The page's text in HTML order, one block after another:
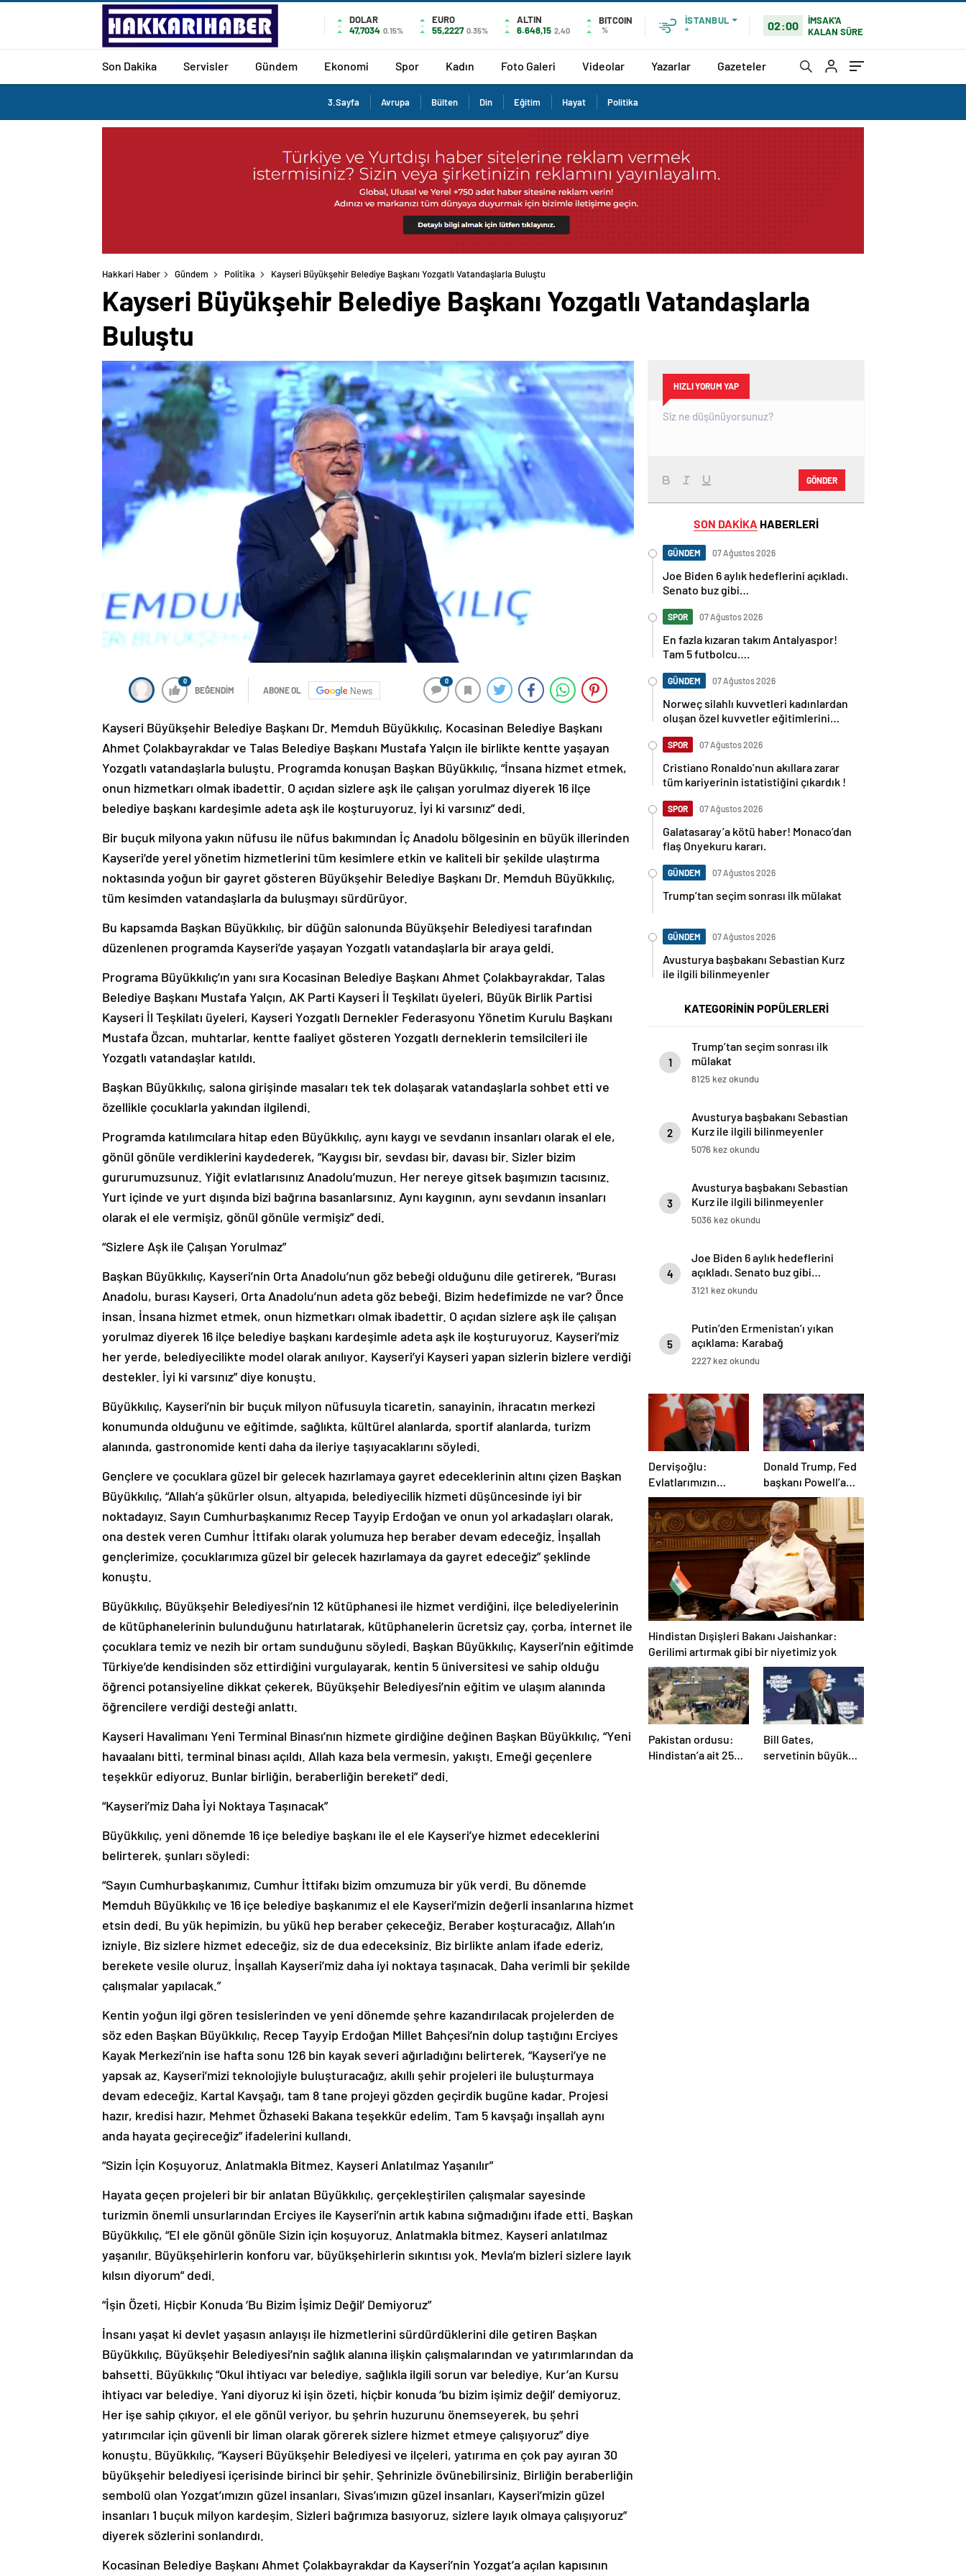
DOLAR
47,7034 0.15%
EURO
55,2227 0.35%
ALTIN
6.648,15 2,40
BITCOIN
%
İSTANBUL
°
02:00
İMSAK'A
KALAN SÜRE
Son Dakika Servisler Gündem Ekonomi Spor Kadın Foto Galeri Videolar Yazarlar Gazeteler
3.Sayfa Avrupa Bülten Din Eğitim Hayat Politika
Hakkari Haber Gündem Politika Kayseri Büyükşehir Belediye Başkanı Yozgatlı Vatandaşlarla Buluştu
Kayseri Büyükşehir Belediye Başkanı Yozgatlı Vatandaşlarla
Buluştu
0
BEĞENDİM ABONE OL News
0
Kayseri Büyükşehir Belediye Başkanı Dr. Memduh Büyükkılıç, Kocasinan Belediye Başkanı
Ahmet Çolakbayrakdar ve Talas Belediye Başkanı Mustafa Yalçın ile birlikte kentte yaşayan
Yozgatlı vatandaşlarla buluştu. Programda konuşan Başkan Büyükkılıç, “İnsana hizmet etmek,
onun hizmetkarı olmak ibadettir. O açıdan sizlere aşk ile çalışan yorulmaz diyerek 16 ilçe
belediye başkanı kardeşimle adeta aşk ile koşturuyoruz. İyi ki varsınız” dedi.
Bir buçuk milyona yakın nüfusu ile nüfus bakımından İç Anadolu bölgesinin en büyük illerinden
Kayseri’de yerel yönetim hizmetlerini tüm kesimlere etkin ve kaliteli bir şekilde ulaştırma
noktasında yoğun bir gayret gösteren Büyükşehir Belediye Başkanı Dr. Memduh Büyükkılıç,
tüm kesimden vatandaşlarla da buluşmayı sürdürüyor.
Bu kapsamda Başkan Büyükkılıç, bir düğün salonunda Büyükşehir Belediyesi tarafından
düzenlenen programda Kayseri’de yaşayan Yozgatlı vatandaşlarla bir araya geldi.
Programa Büyükkılıç’ın yanı sıra Kocasinan Belediye Başkanı Ahmet Çolakbayrakdar, Talas
Belediye Başkanı Mustafa Yalçın, AK Parti Kayseri İl Teşkilatı üyeleri, Büyük Birlik Partisi
Kayseri İl Teşkilatı üyeleri, Kayseri Yozgatlı Dernekler Federasyonu Yönetim Kurulu Başkanı
Mustafa Özcan, muhtarlar, kentte faaliyet gösteren Yozgatlı derneklerin temsilcileri ile
Yozgatlı vatandaşlar katıldı.
Başkan Büyükkılıç, salona girişinde masaları tek tek dolaşarak vatandaşlarla sohbet etti ve
özellikle çocuklarla yakından ilgilendi.
Programda katılımcılara hitap eden Büyükkılıç, aynı kaygı ve sevdanın insanları olarak el ele,
gönül gönüle verdiklerini kaydederek, “Kaygısı bir, sevdası bir, davası bir. Sizler bizim
gururumuzsunuz. Yiğit evlatlarısınız Anadolu’muzun. Her nereye gitsek başımızın tacısınız.
Yurt içinde ve yurt dışında bizi bağrına basanlarsınız. Aynı kaygının, aynı sevdanın insanları
olarak el ele vermişiz, gönül gönüle vermişiz” dedi.
“Sizlere Aşk ile Çalışan Yorulmaz”
Başkan Büyükkılıç, Kayseri’nin Orta Anadolu’nun göz bebeği olduğunu dile getirerek, “Burası
Anadolu, burası Kayseri, Orta Anadolu’nun adeta göz bebeği. Bizim hedefimizde ne var? Önce
insan. İnsana hizmet etmek, onun hizmetkarı olmak ibadettir. O açıdan sizlere aşk ile çalışan
yorulmaz diyerek 16 ilçe belediye başkanı kardeşimle adeta aşk ile koşturuyoruz. Kayseri’miz
her yerde, belediyecilikte model olarak anılıyor. Kayseri’yi Kayseri yapan sizlerin bizlere verdiği
destekler. İyi ki varsınız” diye konuştu.
Büyükkılıç, Kayseri’nin bir buçuk milyon nüfusuyla ticaretin, sanayinin, ihracatın merkezi
konumunda olduğunu ve eğitimde, sağlıkta, kültürel alanlarda, sportif alanlarda, turizm
alanında, gastronomide kenti daha da ileriye taşıyacaklarını söyledi.
Gençlere ve çocuklara güzel bir gelecek hazırlamaya gayret edeceklerinin altını çizen Başkan
Büyükkılıç, “Allah’a şükürler olsun, altyapıda, belediyecilik hizmeti düşüncesinde iyi bir
noktadayız. Sayın Cumhurbaşkanımız Recep Tayyip Erdoğan ve onun yol arkadaşları olarak,
ona destek veren Cumhur İttifakı olarak yolumuza hep beraber devam edeceğiz. İnşallah
gençlerimize, çocuklarımıza güzel bir gelecek hazırlamaya da gayret edeceğiz” şeklinde
konuştu.
Büyükkılıç, Büyükşehir Belediyesi’nin 12 kütüphanesi ile hizmet verdiğini, ilçe belediyelerinin
de kütüphanelerinin bulunduğunu hatırlatarak, kütüphanelerin ücretsiz çay, çorba, internet ile
çocuklara temiz ve nezih bir ortam sunduğunu söyledi. Başkan Büyükkılıç, Kayseri’nin eğitimde
Türkiye’de kendisinden söz ettirdiğini vurgulayarak, kentin 5 üniversitesi ve sahip olduğu
öğrenci potansiyeline dikkat çekerek, Büyükşehir Belediyesi’nin eğitim ve ulaşım alanında
öğrencilere verdiği desteği anlattı.
Kayseri Havalimanı Yeni Terminal Binası’nın hizmete girdiğine değinen Başkan Büyükkılıç, “Yeni
havaalanı bitti, terminal binası açıldı. Allah kaza bela vermesin, yakıştı. Emeği geçenlere
teşekkür ediyoruz. Bunlar birliğin, beraberliğin bereketi” dedi.
“Kayseri’miz Daha İyi Noktaya Taşınacak”
Büyükkılıç, yeni dönemde 16 içe belediye başkanı ile el ele Kayseri’ye hizmet edeceklerini
belirterek, şunları söyledi:
“Sayın Cumhurbaşkanımız, Cumhur İttifakı bizim omzumuza bir yük verdi. Bu dönemde
Memduh Büyükkılıç ve 16 içe belediye başkanımız el ele Kayseri’mizin değerli insanlarına hizmet
etsin dedi. Bu yük hepimizin, bu yükü hep beraber çekeceğiz. Beraber koşturacağız, Allah’ın
izniyle. Biz sizlere hizmet edeceğiz, siz de dua edeceksiniz. Biz birlikte anlam ifade ederiz,
berekete vesile oluruz. İnşallah Kayseri’miz daha iyi noktaya taşınacak. Daha verimli bir şekilde
çalışmalar yapılacak.”
Kentin yoğun ilgi gören tesislerinden ve yeni dönemde şehre kazandırılacak projelerden de
söz eden Başkan Büyükkılıç, Recep Tayyip Erdoğan Millet Bahçesi’nin dolup taştığını Erciyes
Kayak Merkezi’nin ise hafta sonu 126 bin kayak severi ağırladığını belirterek, “Kayseri’ye ne
yapsak az. Kayseri’mizi teknolojiyle buluşturacağız, akıllı şehir projeleri ile buluşturmaya
devam edeceğiz. Kartal Kavşağı, tam 8 tane projeyi gözden geçirdik bugüne kadar. Projesi
hazır, kredisi hazır, Mehmet Özhaseki Bakana teşekkür edelim. Tam 5 kavşağı inşallah aynı
anda hayata geçireceğiz” ifadelerini kullandı.
“Sizin İçin Koşuyoruz. Anlatmakla Bitmez. Kayseri Anlatılmaz Yaşanılır”
Hayata geçen projeleri bir bir anlatan Büyükkılıç, gerçekleştirilen çalışmalar sayesinde
turizmin önemli unsurlarından Erciyes ile Kayseri’nin artık kabına sığmadığını ifade etti. Başkan
Büyükkılıç, “El ele gönül gönüle Sizin için koşuyoruz. Anlatmakla bitmez. Kayseri anlatılmaz
yaşanılır. Büyükşehirlerin konforu var, büyükşehirlerin sıkıntısı yok. Mevla’m bizleri sizlere layık
kılsın diyorum” dedi.
“İşin Özeti, Hiçbir Konuda ‘Bu Bizim İşimiz Değil’ Demiyoruz”
İnsanı yaşat ki devlet yaşasın anlayışı ile hizmetlerini sürdürdüklerini dile getiren Başkan
Büyükkılıç, Büyükşehir Belediyesi’nin sağlık alanına ilişkin çalışmalarından ve yatırımlarından da
bahsetti. Büyükkılıç “Okul ihtiyacı var belediye, sağlıkla ilgili sorun var belediye, Kur’an Kursu
ihtiyacı var belediye. Yani diyoruz ki işin özeti, hiçbir konuda ‘bu bizim işimiz değil’ demiyoruz.
Her işe sahip çıkıyor, el ele gönül veriyor, bu şehrin huzurunu önemseyerek, bu şehri
yatırımcılar için güvenli bir liman olarak görerek sizlere hizmet etmeye çalışıyoruz” diye
konuştu. Büyükkılıç, “Kayseri Büyükşehir Belediyesi ve ilçeleri, yatırıma en çok pay ayıran 30
büyükşehir belediyesi içerisinde birinci bir şehir. Şehrinizle övünebilirsiniz. Birliğin beraberliğin
sembolü olan Yozgat’ımızın güzel insanları, Sivas’ımızın güzel insanları, Kayseri’mizin güzel
insanları 1 buçuk milyon kardeşim. Sizleri bağrımıza basıyoruz, sizlere layık olmaya çalışıyoruz”
diyerek sözlerini sonlandırdı.
Kocasinan Belediye Başkanı Ahmet Çolakbayrakdar da Kayseri’nin Yozgat’a açılan kapısının
HIZLI YORUM YAP
GÖNDER
SON DAKİKA HABERLERİ
GÜNDEM 07 Ağustos 2026
Joe Biden 6 aylık hedeflerini açıkladı.
Senato buz gibi…
SPOR 07 Ağustos 2026
En fazla kızaran takım Antalyaspor!
Tam 5 futbolcu….
GÜNDEM 07 Ağustos 2026
Norweç silahlı kuvvetleri kadınlardan
oluşan özel kuvvetler eğitimlerini
SPOR 07 Ağustos 2026
Cristiano Ronaldo’nun akıllara zarar
tüm kariyerinin istatistiğini çıkardık !
SPOR 07 Ağustos 2026
Galatasaray’a kötü haber! Monaco’dan
flaş Onyekuru kararı.
GÜNDEM 07 Ağustos 2026
Trump’tan seçim sonrası ilk mülakat
GÜNDEM 07 Ağustos 2026
Avusturya başbakanı Sebastian Kurz
ile ilgili bilinmeyenler
KATEGORİNİN POPÜLERLERİ
1
Trump’tan seçim sonrası ilk
mülakat
8125 kez okundu
2
Avusturya başbakanı Sebastian
Kurz ile ilgili bilinmeyenler
5076 kez okundu
3
Avusturya başbakanı Sebastian
Kurz ile ilgili bilinmeyenler
5036 kez okundu
4
Joe Biden 6 aylık hedeflerini
açıkladı. Senato buz gibi…
3121 kez okundu
5
Putin’den Ermenistan’ı yıkan
açıklama: Karabağ
Azerbaycan’ın ayrılmaz bir
2227 kez okundu
Dervişoğlu:
Evlatlarımızın
haklarını
savunacağım
Donald Trump, Fed
başkanı Powell’a
hakaret etti: Aptal
Hindistan Dışişleri Bakanı Jaishankar:
Gerilimi artırmak gibi bir niyetimiz yok
Pakistan ordusu:
Hindistan’a ait 25
Bill Gates,
servetinin büyük